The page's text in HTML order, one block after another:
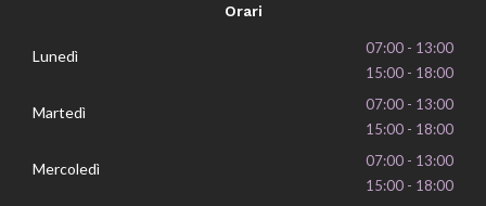
Orari
Lunedì
07:00 - 13:00
15:00 - 18:00
Martedì
07:00 - 13:00
15:00 - 18:00
Mercoledì
07:00 - 13:00
15:00 - 18:00